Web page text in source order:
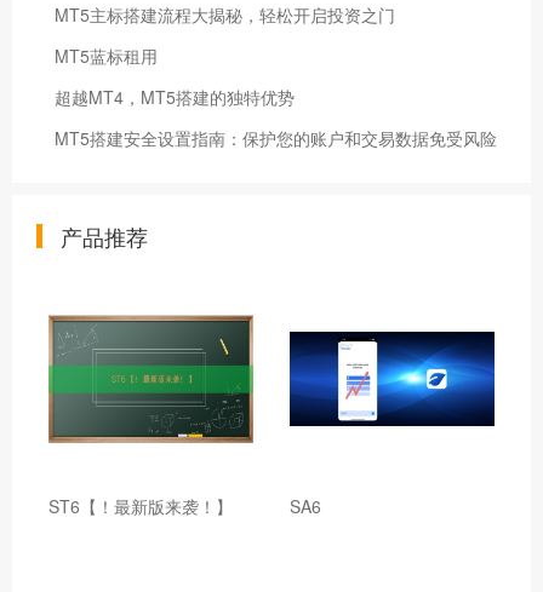
MT5主标搭建流程大揭秘，轻松开启投资之门
MT5蓝标租用
超越MT4，MT5搭建的独特优势
MT5搭建安全设置指南：保护您的账户和交易数据免受风险
产品推荐
ST6【！最新版来袭！】 SA6